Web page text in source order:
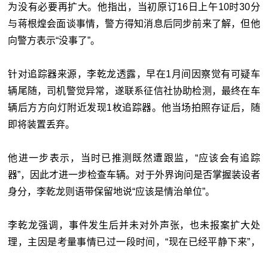
为没有必要再扩大。他指出，当初原订16日上午10时30分
与蒋根煌会面谈事情，警方得知消息后同步前来了解，但他
向警方表示“没事了”。
针对追踪器来源，李乾龙透露，早在1月间因察觉有可疑车
辆尾随，司机警觉异常，遂联系征信社协助检测，最终在车
辆后方方向灯附近发现1枚追踪器。他当场拍照存证后，随
即将装置丢弃。
他进一步表示，当时已推测既然遭跟监，“应该会有追踪
器”，因此才进一步检查车辆。对于外界询问是否掌握装设者
身分，李乾龙则语带保留地说“应该是情治单位”。
李乾龙强调，事件发生后并未对外声张，也未报案扩大处
理，主因是考量事情已过一段时间，“现在已经平静下来”，